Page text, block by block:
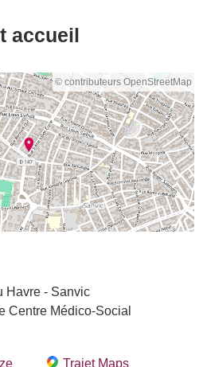
accueil
© contributeurs OpenStreetMap
Havre - Sanvic
Centre Médico-Social
Trajet Maps